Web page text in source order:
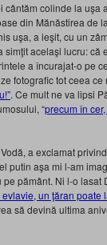
colinde la
din Mănăstirea de
uşa, a ieşit, cu un
acelaşi lucru:
a încurajat-o pe
fotografic tot ceea
. Ce mult ne va lipsi
“precum în
a exclamat
putin aşa mi l-am
pământ. Ni l-o
un ţăran poate
să devină ultima